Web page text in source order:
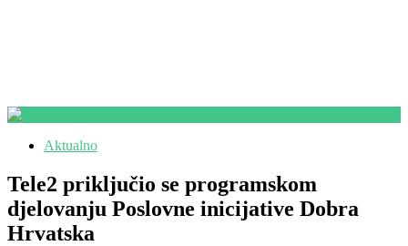
Aktualno
Tele2 priključio se programskom
djelovanju Poslovne inicijative Dobra
Hrvatska